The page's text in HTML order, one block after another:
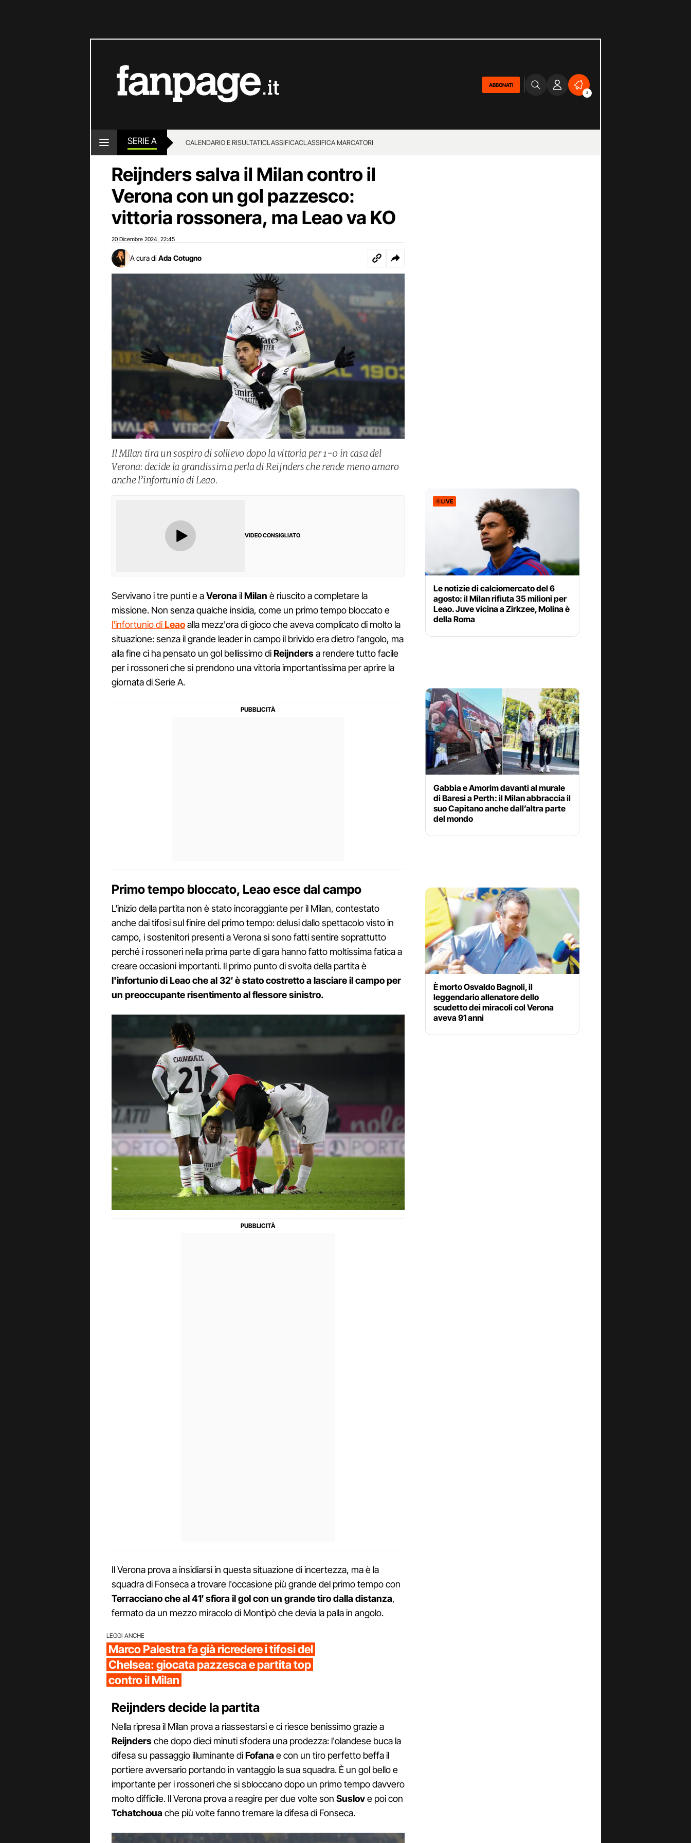
ABBONATI
2
SERIE A CALENDARIO E RISULTATICLASSIFICACLASSIFICA MARCATORI
Reijnders salva il Milan contro il
Verona con un gol pazzesco:
vittoria rossonera, ma Leao va KO
20 Dicembre 2024 22:45
A cura di Ada Cotugno
Il MIlan tira un sospiro di sollievo dopo la vittoria per 1-0 in casa del
Verona: decide la grandissima perla di Reijnders che rende meno amaro
anche l’infortunio di Leao.
VIDEO CONSIGLIATO
Servivano i tre punti e aVeronailMilan è riuscito a completare la
missione. Non senza qualche insidia, come un primo tempo bloccato e
l'infortunio diLeaoalla mezz'ora di gioco che aveva complicato di molto la
situazione: senza il grande leader in campo il brivido era dietro l'angolo, ma
alla fine ci ha pensato un gol bellissimo diReijndersa rendere tutto facile
per i rossoneri che si prendono una vittoria importantissima per aprire la
giornata di Serie A.
Primo tempo bloccato, Leao esce dal campo
L'inizio della partita non è stato incoraggiante per il Milan, contestato
anche dai tifosi sul finire del primo tempo: delusi dallo spettacolo visto in
campo, i sostenitori presenti a Verona si sono fatti sentire soprattutto
perché i rossoneri nella prima parte di gara hanno fatto moltissima fatica a
creare occasioni importanti. Il primo punto di svolta della partita è
l'infortunio di Leao che al 32′ è stato costretto a lasciare il campo per
un preoccupante risentimento al flessore sinistro.
Il Verona prova a insidiarsi in questa situazione di incertezza, ma è la
squadra di Fonseca a trovare l'occasione più grande del primo tempo con
Terracciano che al 41′ sfiora il gol con un grande tiro dalla distanza,
fermato da un mezzo miracolo di Montipò che devia la palla in angolo.
LEGGI ANCHE
Marco Palestra fa già ricredere i tifosi del
Chelsea: giocata pazzesca e partita top
contro il Milan
Reijnders decide la partita
Nella ripresa il Milan prova a riassestarsi e ci riesce benissimo grazie a
Reijndersche dopo dieci minuti sfodera una prodezza: l'olandese buca la
difesa su passaggio illuminante diFofanae con un tiro perfetto beffa il
portiere avversario portando in vantaggio la sua squadra. È un gol bello e
importante per i rossoneri che si sbloccano dopo un primo tempo davvero
molto difficile. Il Verona prova a reagire per due volte son Suslove poi con
Tchatchouache più volte fanno tremare la difesa di Fonseca.
LIVE
Le notizie di calciomercato del 6
agosto: il Milan rifiuta 35 milioni per
Leao. Juve vicina a Zirkzee, Molina è
della Roma
Gabbia e Amorim davanti al murale
di Baresi a Perth: il Milan abbraccia il
suo Capitano anche dall’altra parte
del mondo
È morto Osvaldo Bagnoli, il
leggendario allenatore dello
scudetto dei miracoli col Verona
aveva 91 anni